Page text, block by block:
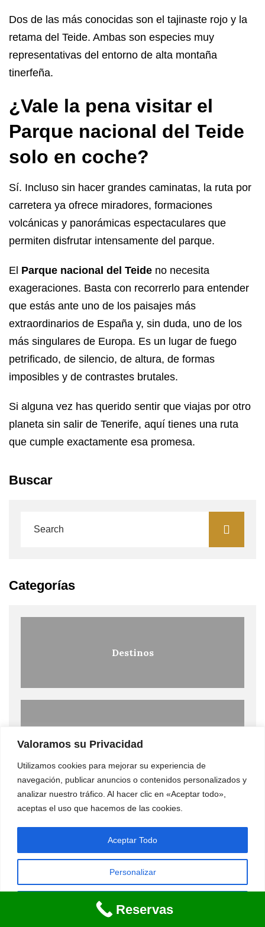
Valoramos su Privacidad
Utilizamos cookies para mejorar su experiencia de
navegación, publicar anuncios o contenidos personalizados y
analizar nuestro tráfico. Al hacer clic en «Aceptar todo»,
aceptas el uso que hacemos de las cookies.
Personalizar
Rechazar Todo
Aceptar Todo
Dos de las más conocidas son el tajinaste rojo y la
retama del Teide. Ambas son especies muy
representativas del entorno de alta montaña
tinerfeña.
¿Vale la pena visitar el
Parque nacional del Teide
solo en coche?
Sí. Incluso sin hacer grandes caminatas, la ruta por
carretera ya ofrece miradores, formaciones
volcánicas y panorámicas espectaculares que
permiten disfrutar intensamente del parque.
El Parque nacional del Teide no necesita
exageraciones. Basta con recorrerlo para entender
que estás ante uno de los paisajes más
extraordinarios de España y, sin duda, uno de los
más singulares de Europa. Es un lugar de fuego
petrificado, de silencio, de altura, de formas
imposibles y de contrastes brutales.
Si alguna vez has querido sentir que viajas por otro
planeta sin salir de Tenerife, aquí tienes una ruta
que cumple exactamente esa promesa.
Buscar
Categorías
Destinos
Reservas